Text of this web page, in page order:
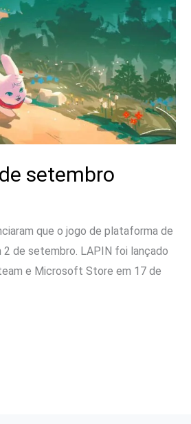
setembro
que o jogo de plataforma de
de setembro. LAPIN foi lançado
e Microsoft Store em 17 de